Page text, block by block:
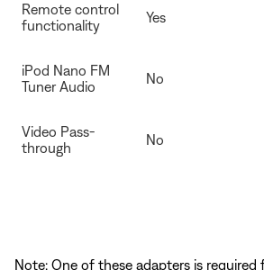
Remote control
functionality
Yes
iPod Nano FM
Tuner Audio
No
Video Pass-
through
No
Note: One of these adapters is